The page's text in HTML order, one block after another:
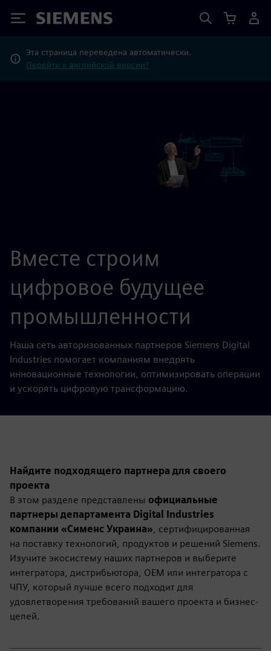
Siemens
Эта страница переведена автоматически.
Перейти к английской версии?
Вместе строим
цифровое будущее
промышленности
Наша сеть авторизованных партнеров Siemens Digital
Industries помогает компаниям внедрять
инновационные технологии, оптимизировать операции
и ускорять цифровую трансформацию.
Найдите подходящего партнера для своего
проекта
В этом разделе представлены официальные
партнеры департамента Digital Industries
компании «Сименс Украина», сертифицированная
на поставку технологий, продуктов и решений Siemens.
Изучите экосистему наших партнеров и выберите
интегратора, дистрибьютора, OEM или интегратора с
ЧПУ, который лучше всего подходит для
удовлетворения требований вашего проекта и бизнес-
целей.